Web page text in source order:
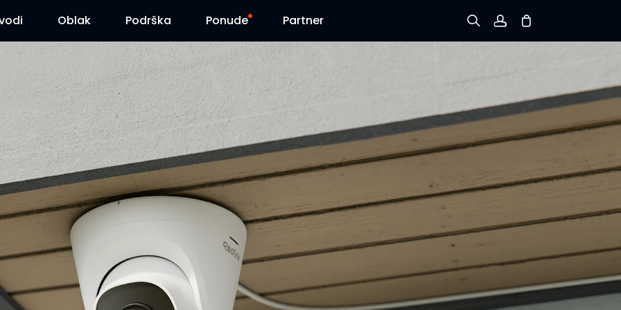
Oblak Podrška
Centar za podršku
Centar za preuzimanja
Kontaktirajte nas
Ponude
Flash sniženja
Partner
Prijava
Praćenje narudžbe